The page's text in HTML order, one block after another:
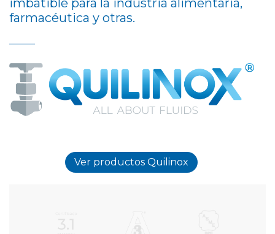
imbatible para la industria alimentaria,
farmacéutica y otras.